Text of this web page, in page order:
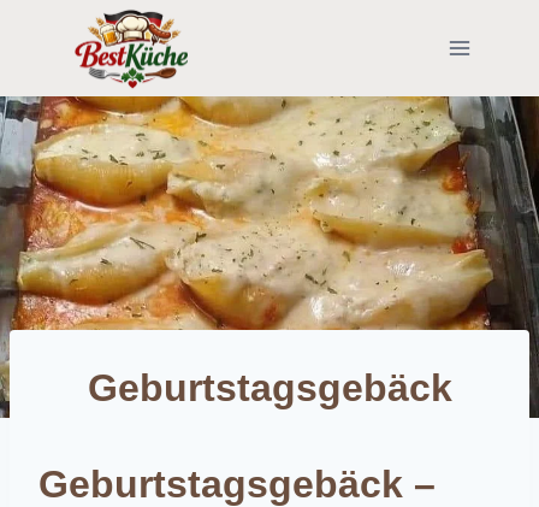
Geburtstagsgebäck
Geburtstagsgebäck –